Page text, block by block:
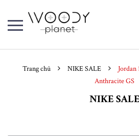
Trang chủ NIKE SALE
Anthracite GS
NIKE SALE